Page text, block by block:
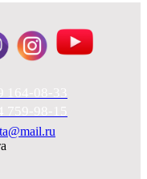
164-08-33
759-98-15